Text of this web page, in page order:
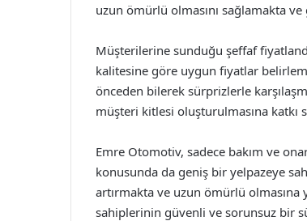
uzun ömürlü olmasını sağlamakta
Müşterilerine sunduğu şeffaf
kalitesine göre uygun fiyatlar
önceden bilerek sürprizlerle
müşteri kitlesi oluşturulmasına katkı
Emre Otomotiv, sadece bakım ve
konusunda da geniş bir yelpazeye
artırmakta ve uzun ömürlü olmasına
sahiplerinin güvenli ve sorunsuz bir